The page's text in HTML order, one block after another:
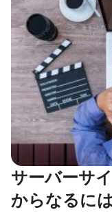
サーバーサ
からなるに